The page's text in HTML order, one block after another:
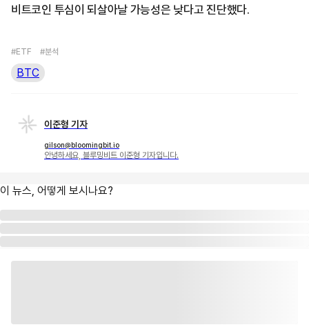
비트코인 투심이 되살아날 가능성은 낮다고 진단했다.
#ETF #분석
BTC
이준형 기자
gilson@bloomingbit.io
안녕하세요, 블루밍비트 이준형 기자입니다.
이 뉴스, 어떻게 보시나요?